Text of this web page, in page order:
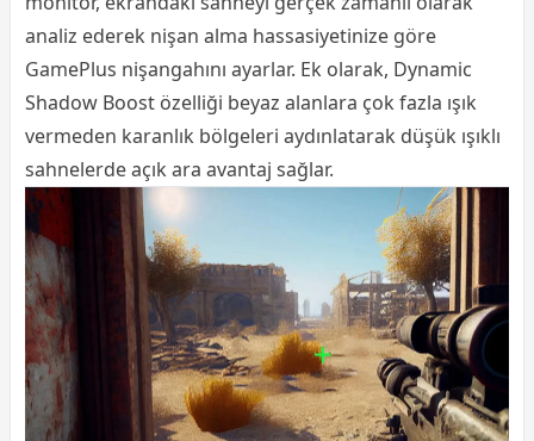
analiz ederek nişan alma hassasiyetinize göre
GamePlus nişangahını ayarlar. Ek olarak, Dynamic
Shadow Boost özelliği beyaz alanlara çok fazla ışık
vermeden karanlık bölgeleri aydınlatarak düşük ışıklı
sahnelerde açık ara avantaj sağlar.